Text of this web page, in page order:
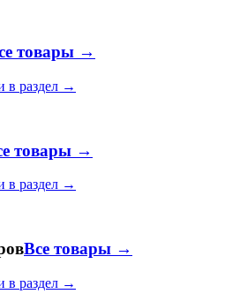
товары →
в раздел →
товары →
в раздел →
Все товары →
в раздел →